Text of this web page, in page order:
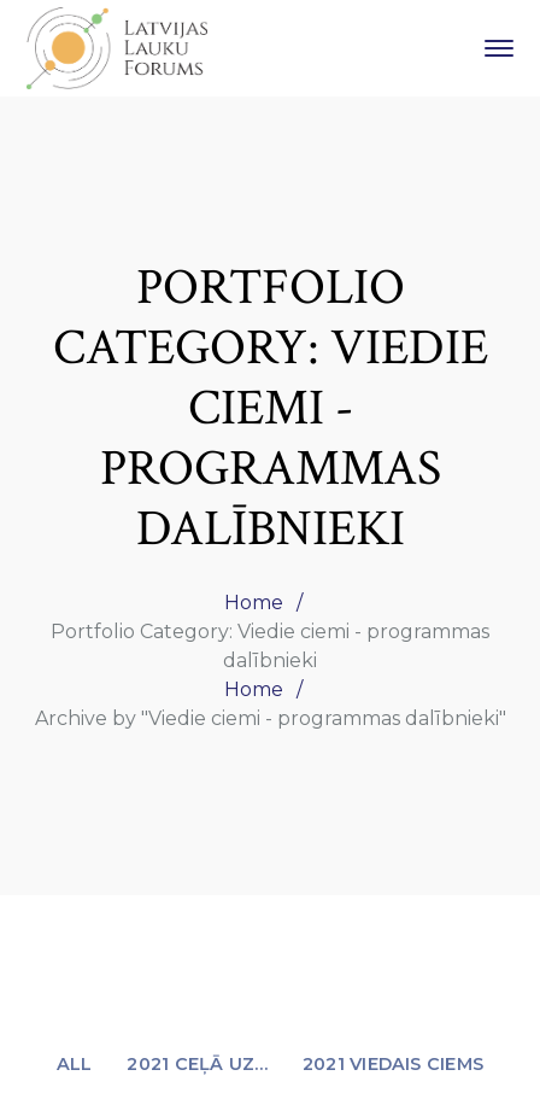
PORTFOLIO
CATEGORY: VIEDIE
CIEMI -
PROGRAMMAS
DALĪBNIEKI
Home
Portfolio Category: Viedie ciemi - programmas
dalībnieki
Home
Archive by "Viedie ciemi - programmas dalībnieki"
ALL 2021 CEĻĀ UZ… 2021 VIEDAIS CIEMS